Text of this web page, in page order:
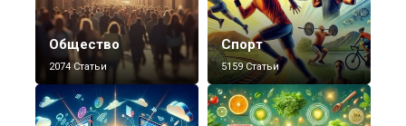
Общество
2074 Статьи
Спорт
5159 Статьи